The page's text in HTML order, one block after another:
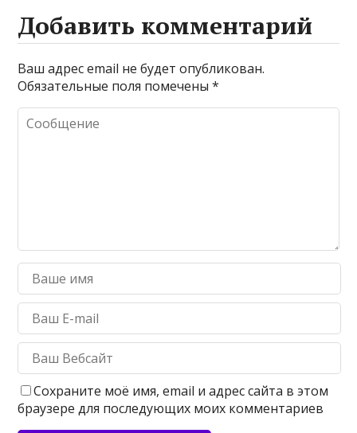
Добавить комментарий
Ваш адрес email не будет опубликован.
Обязательные поля помечены*
Сохраните моё имя, email и адрес сайта в этом
браузере для последующих моих комментариев